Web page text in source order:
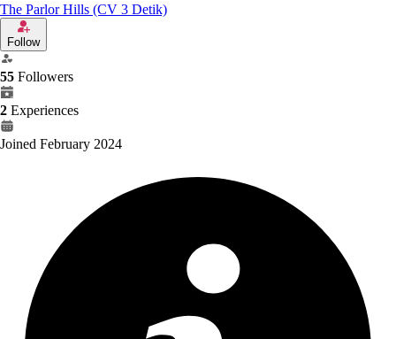
The Parlor Hills (CV 3 Detik)
Follow
55 Followers
2 Experiences
Joined February 2024